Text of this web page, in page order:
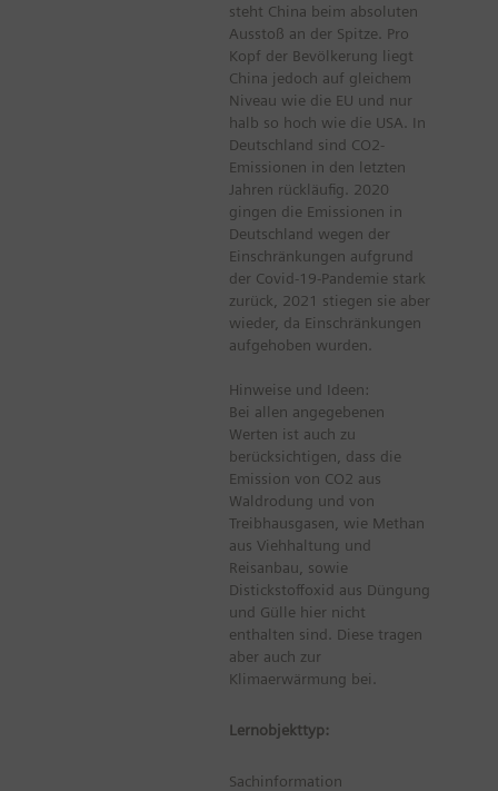
steht China beim absoluten
Ausstoß an der Spitze. Pro
Kopf der Bevölkerung liegt
China jedoch auf gleichem
Niveau wie die EU und nur
halb so hoch wie die USA. In
Deutschland sind CO2-
Emissionen in den letzten
Jahren rückläufig. 2020
gingen die Emissionen in
Deutschland wegen der
Einschränkungen aufgrund
der Covid-19-Pandemie stark
zurück, 2021 stiegen sie aber
wieder, da Einschränkungen
aufgehoben wurden.
Hinweise und Ideen:
Bei allen angegebenen
Werten ist auch zu
berücksichtigen, dass die
Emission von CO2 aus
Waldrodung und von
Treibhausgasen, wie Methan
aus Viehhaltung und
Reisanbau, sowie
Distickstoffoxid aus Düngung
und Gülle hier nicht
enthalten sind. Diese tragen
aber auch zur
Klimaerwärmung bei.
Lernobjekttyp:
Sachinformation